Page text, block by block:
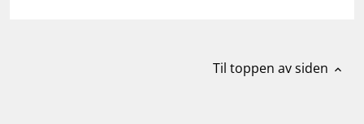
Til toppen av siden expand_less